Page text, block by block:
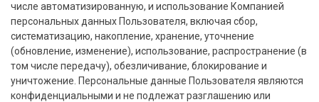
числе автоматизированную, и использование Компанией
персональных данных Пользователя, включая сбор,
систематизацию, накопление, хранение, уточнение
(обновление, изменение), использование, распространение (в
том числе передачу), обезличивание, блокирование и
уничтожение. Персональные данные Пользователя являются
конфиденциальными и не подлежат разглашению или